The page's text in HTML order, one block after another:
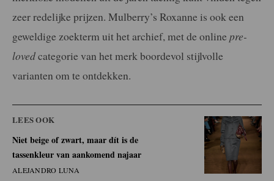
zeer redelijke prijzen. Mulberry’s Roxanne is ook een
geweldige zoekterm uit het archief, met de online pre-
lovedcategorie van het merk boordevol stijlvolle
varianten om te ontdekken.
LEES OOK
Niet beige of zwart, maar dít is de
tassenkleur van aankomend najaar
ALEJANDRO LUNA